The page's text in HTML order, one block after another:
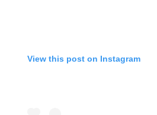
View this post on Instagram